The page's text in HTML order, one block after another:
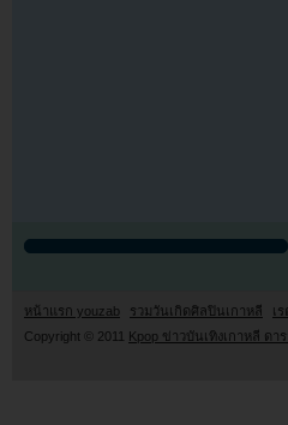
หน้าแรก youzab รวมวันเกิดศิลปินเกาหลี เ
Copyright © 2011 Kpop ข่าวบันเทิงเกาหลี ด